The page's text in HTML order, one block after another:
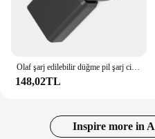
148,02TL
Inspire more in